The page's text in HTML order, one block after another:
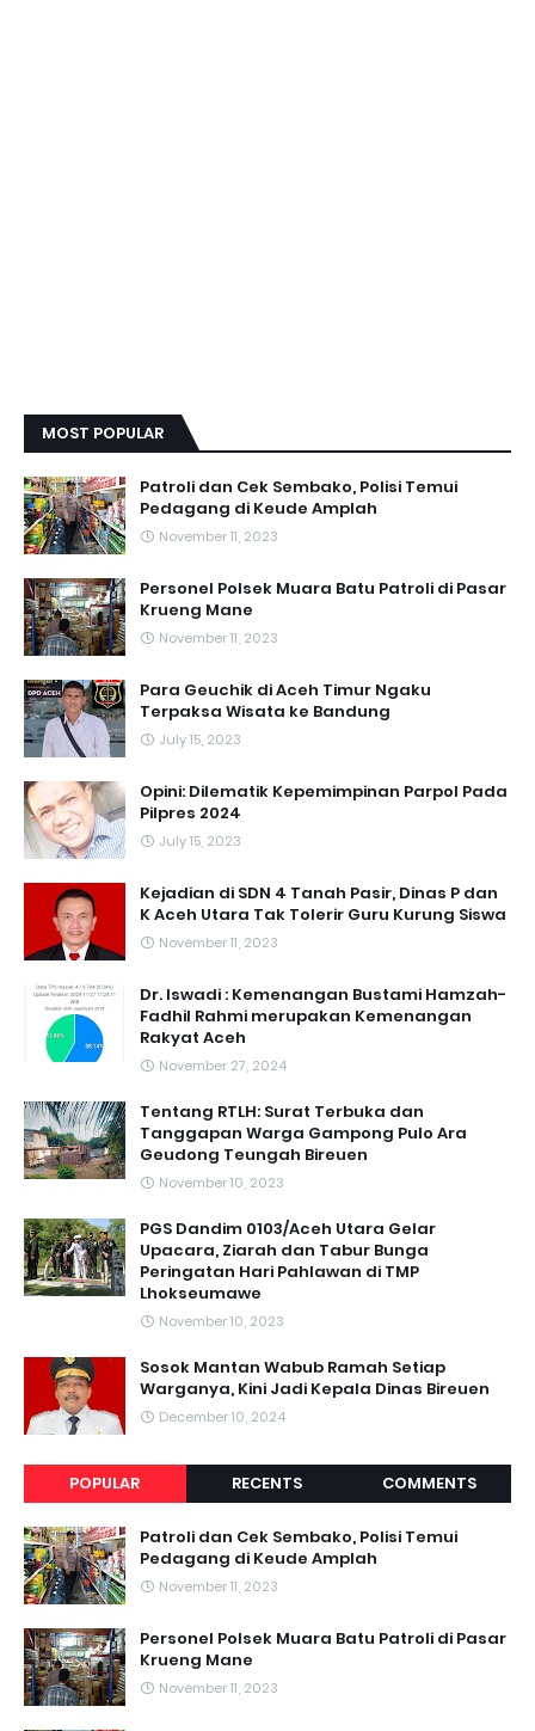
MOST POPULAR
Patroli dan Cek Sembako, Polisi Temui
Pedagang di Keude Amplah
November 11, 2023
Personel Polsek Muara Batu Patroli di Pasar
Krueng Mane
November 11, 2023
Para Geuchik di Aceh Timur Ngaku
Terpaksa Wisata ke Bandung
July 15, 2023
Opini: Dilematik Kepemimpinan Parpol Pada
Pilpres 2024
July 15, 2023
Kejadian di SDN 4 Tanah Pasir, Dinas P dan
K Aceh Utara Tak Tolerir Guru Kurung Siswa
November 11, 2023
Dr. Iswadi : Kemenangan Bustami Hamzah-
Fadhil Rahmi merupakan Kemenangan
Rakyat Aceh
November 27, 2024
Tentang RTLH: Surat Terbuka dan
Tanggapan Warga Gampong Pulo Ara
Geudong Teungah Bireuen
November 10, 2023
PGS Dandim 0103/Aceh Utara Gelar
Upacara, Ziarah dan Tabur Bunga
Peringatan Hari Pahlawan di TMP
Lhokseumawe
November 10, 2023
Sosok Mantan Wabub Ramah Setiap
Warganya, Kini Jadi Kepala Dinas Bireuen
December 10, 2024
POPULAR RECENTS COMMENTS
Patroli dan Cek Sembako, Polisi Temui
Pedagang di Keude Amplah
November 11, 2023
Personel Polsek Muara Batu Patroli di Pasar
Krueng Mane
November 11, 2023